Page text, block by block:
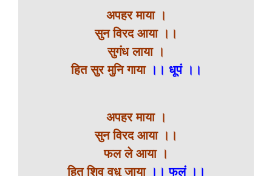
अपहर माया ।
सुन विरद आया ।।
सुगंध लाया ।
हित सुर मुनि गाया ।। धूपं ।।
अपहर माया ।
सुन विरद आया ।।
फल ले आया ।
हित शिव वधु जाया।। फलं ।।